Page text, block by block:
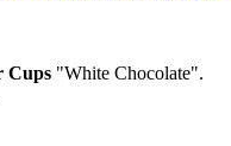
Cups "White Chocolate".